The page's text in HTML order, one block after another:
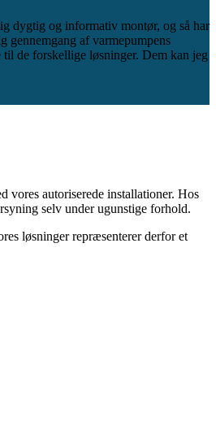
dygtig og informativ montør, og så har
gennemgang af varmepumpens
de forskellige løsninger. Dem kan jeg
vores autoriserede installationer. Hos
selv under ugunstige forhold.
løsninger repræsenterer derfor et